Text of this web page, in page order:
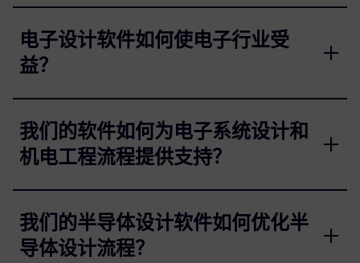
电子设计软件如何使电子行业受
益？
我们的软件如何为电子系统设计和
机电工程流程提供支持？
我们的半导体设计软件如何优化半
导体设计流程？